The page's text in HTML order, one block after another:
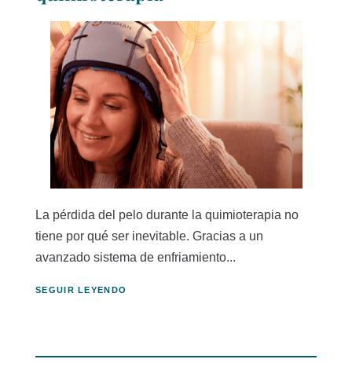
La pérdida del pelo durante la quimioterapia no
tiene por qué ser inevitable. Gracias a un
avanzado sistema de enfriamiento...
SEGUIR LEYENDO